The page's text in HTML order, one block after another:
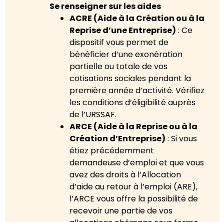
Se renseigner sur les aides
ACRE (Aide à la Création ou à la
Reprise d’une Entreprise) : Ce
dispositif vous permet de
bénéficier d’une exonération
partielle ou totale de vos
cotisations sociales pendant la
première année d’activité. Vérifiez
les conditions d’éligibilité auprès
de l’URSSAF.
ARCE (Aide à la Reprise ou à la
Création d’Entreprise) : Si vous
étiez précédemment
demandeuse d’emploi et que vous
avez des droits à l’Allocation
d’aide au retour à l’emploi (ARE),
l’ARCE vous offre la possibilité de
recevoir une partie de vos